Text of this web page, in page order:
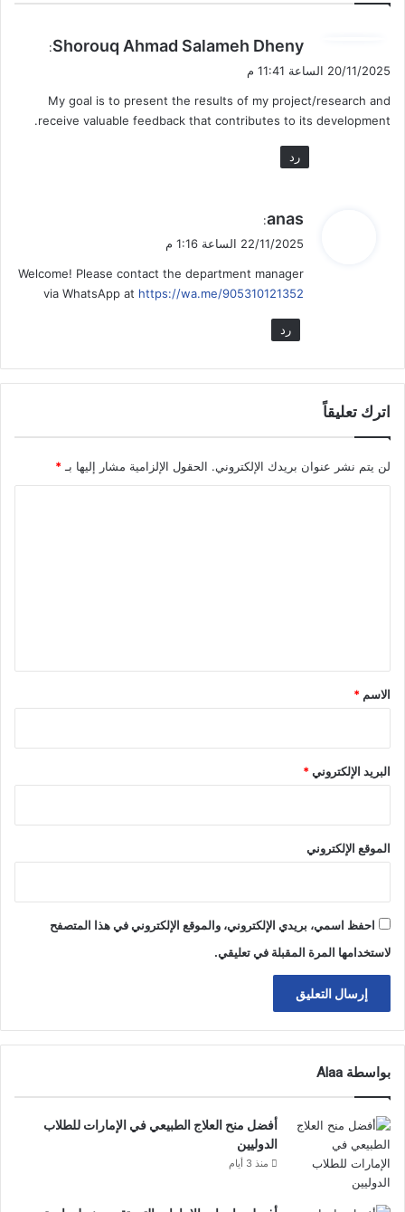
ي
ل
Shorouq Ahmad Salameh Dheny
:
20/11/2025 الساعة 11:41 م
My goal is to present the results of my project/research and
receive valuable feedback that contributes to its development.
رد
ي
ل
anas
:
22/11/2025 الساعة 1:16 م
Welcome! Please contact the department manager
via WhatsApp at https://wa.me/905310121352
رد
اترك تعليقاً
لن يتم نشر عنوان بريدك الإلكتروني. الحقول الإلزامية مشار إليها بـ *
*
الاسم *
البريد الإلكتروني*
الموقع الإلكتروني
احفظ اسمي، بريدي الإلكتروني، والموقع الإلكتروني في هذا المتصفح
لاستخدامها المرة المقبلة في تعليقي.
بواسطة Alaa
أفضل منح العلاج الطبيعي في الإمارات للطلاب
الدوليين
منذ 3 أيام